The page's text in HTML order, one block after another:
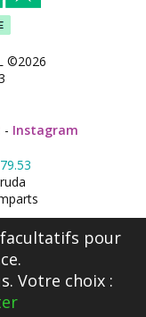
©2026
- Instagram
pour
Votre choix :